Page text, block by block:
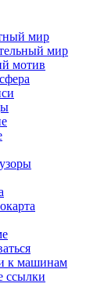
мир
мир
мотив
к машинам
ссылки